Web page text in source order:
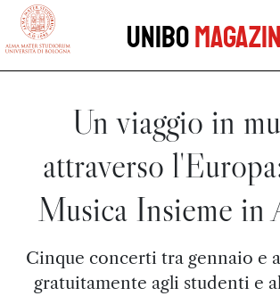
vai al contenuto della pagina
Unibo
Un viaggio in
attraverso
Musica Insieme in
Cinque concerti tra gennaio e
gratuitamente agli studenti e